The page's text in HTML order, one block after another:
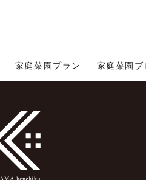
家庭菜園プラン 家庭菜園ブ